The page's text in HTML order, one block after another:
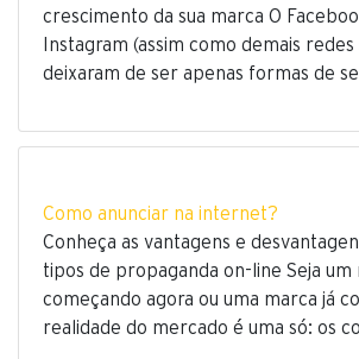
crescimento da sua marca O
Instagram (assim como demais redes
deixaram de ser apenas formas de
Como anunciar na internet?
Conheça as vantagens e
tipos de propaganda on-line Seja um
começando agora ou uma marca já
realidade do mercado é uma só: os